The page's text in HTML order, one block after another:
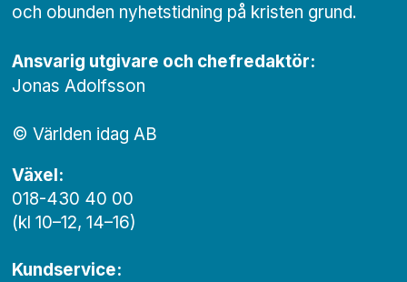
och obunden nyhets­­­tidning på kristen grund.
Ansvarig utgivare och chef­redaktör:
Jonas Adolfsson
© Världen idag AB
Växel:
018-430 40 00
(kl 10–12, 14–16)
Kundservice: